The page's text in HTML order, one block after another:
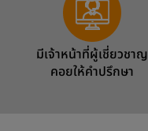
มีเจ้าหน้าที่ผู้เชี่ยวชาญ
คอยให้คำปรึกษา